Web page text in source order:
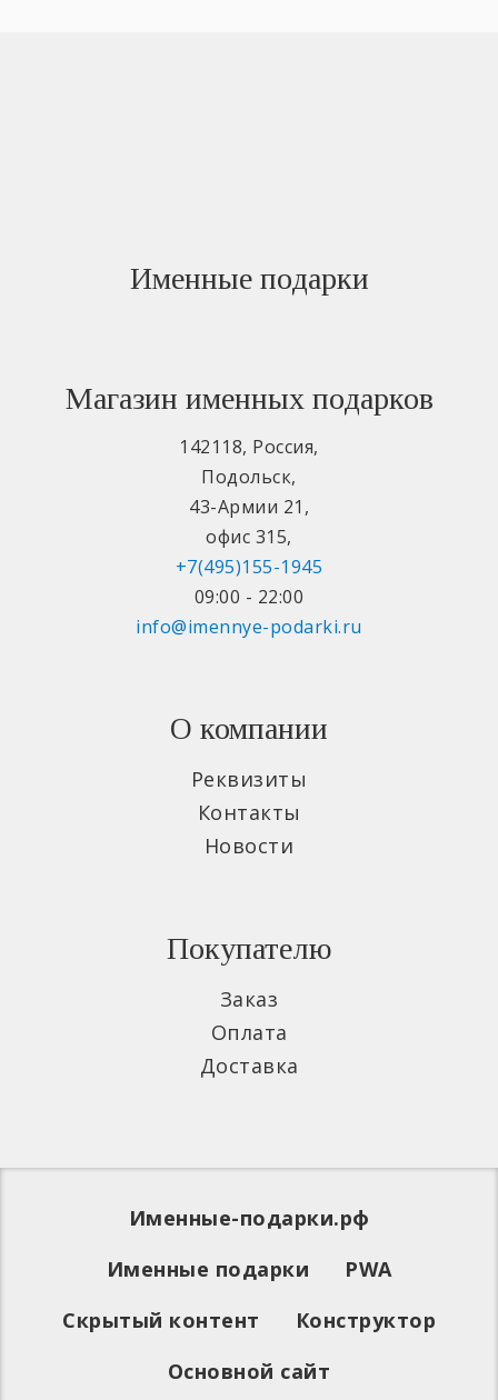
Именные подарки
Магазин именных подарков
142118, Россия,
Подольск,
43-Армии 21 ,
офис 315,
+7(495)155-1945
09:00 - 22:00
info@imennye-podarki.ru
О компании
Реквизиты
Контакты
Новости
Покупателю
Заказ
Оплата
Доставка
Именные-подарки.рф
Именные подарки
PWA
Скрытый контент
Конструктор
Основной сайт